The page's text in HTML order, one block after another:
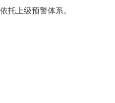
上级预警体系。